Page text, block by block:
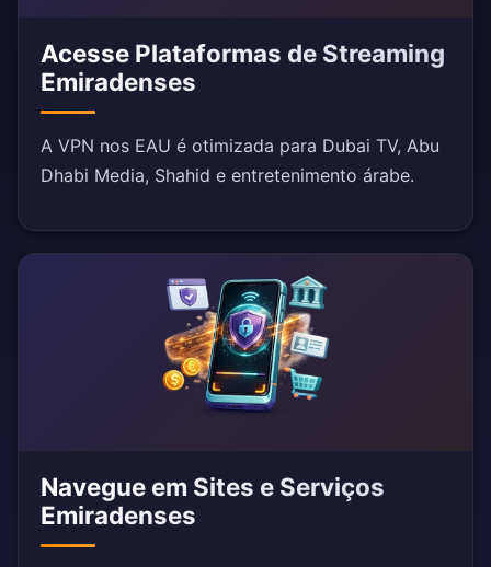
Acesse Plataformas de Streaming
Emiradenses
A VPN nos EAU é otimizada para Dubai TV, Abu
Dhabi Media, Shahid e entretenimento árabe.
Navegue em Sites e Serviços
Emiradenses